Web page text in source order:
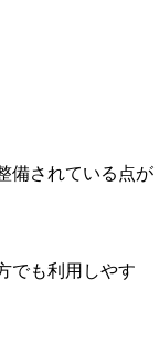
備されている点が
でも利用しやす